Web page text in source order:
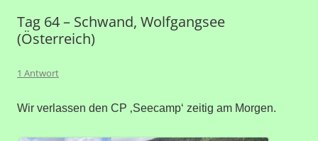
Tag 64 – Schwand, Wolfgangsee
(Österreich)
1 Antwort
Wir verlassen den CP ‚Seecamp‘ zeitig am Morgen.